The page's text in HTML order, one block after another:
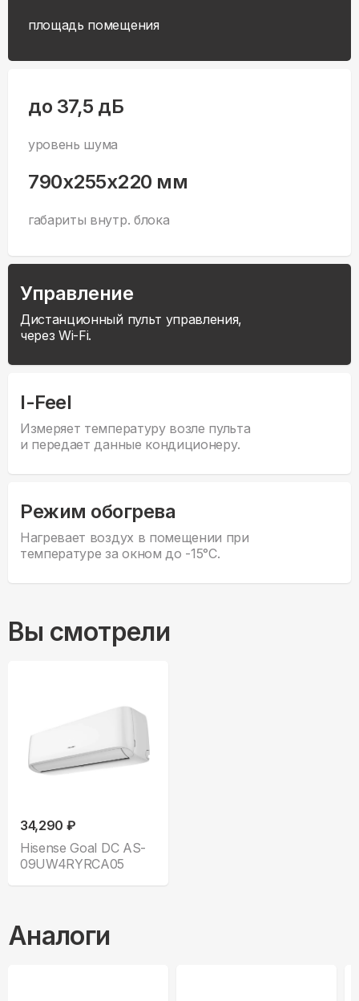
площадь помещения
до 37,5 дБ
уровень шума
790x255x220 мм
габариты внутр. блока
Управление
Дистанционный пульт управления,
через Wi-Fi.
I-Feel
Измеряет температуру возле пульта
и передает данные кондиционеру.
Режим обогрева
Нагревает воздух в помещении при
температуре за окном до -15°С.
Вы смотрели
34,290 ₽
Hisense Goal DC AS-
09UW4RYRCA05
Аналоги